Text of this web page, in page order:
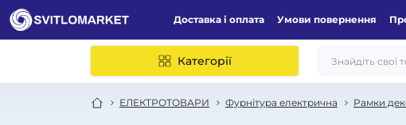
Доставка і оплата Умови повернення
Категорії
ЕЛЕКТРОТОВАРИ Фурнітура електрична Рамки